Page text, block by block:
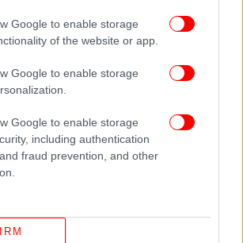
Google to enable storage
of the website or app.
Google to enable storage
Google to enable storage
including authentication
fraud prevention, and other
να κρατούν τους
δυνατόν περισσότερη ώρα μπροστά
Τώρα η ίδια συζήτηση
τεχνητή νοημοσύνη.